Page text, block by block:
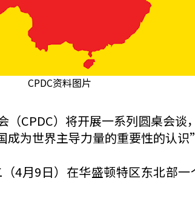
CPDC资料图片
（CPDC）将开展一系列圆桌会
成为世界主导力量的重要性的认
4月9日）在华盛顿特区东北部